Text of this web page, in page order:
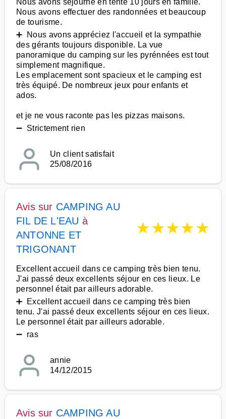
Nous avons séjourné en tente 10 jours en famille.
Nous avons effectuer des randonnées et beaucoup
de tourisme.
➕ Nous avons appréciez l'accueil et la sympathie
des gérants toujours disponible. La vue
panoramique du camping sur les pyrénnées est tout
simplement magnifique.
Les emplacement sont spacieux et le camping est
très équipé. De nombreux jeux pour enfants et
ados.
et je ne vous raconte pas les pizzas maisons.
➖ Strictement rien
Un client satisfait
25/08/2016
Avis sur CAMPING AU
FIL DE L'EAU à
ANTONNE ET
TRIGONANT
★★★★★
Excellent accueil dans ce camping très bien tenu.
J'ai passé deux excellents séjour en ces lieux. Le
personnel était par ailleurs adorable.
➕ Excellent accueil dans ce camping très bien
tenu. J'ai passé deux excellents séjour en ces lieux.
Le personnel était par ailleurs adorable.
➖ ras
annie
14/12/2015
Avis sur CAMPING AU